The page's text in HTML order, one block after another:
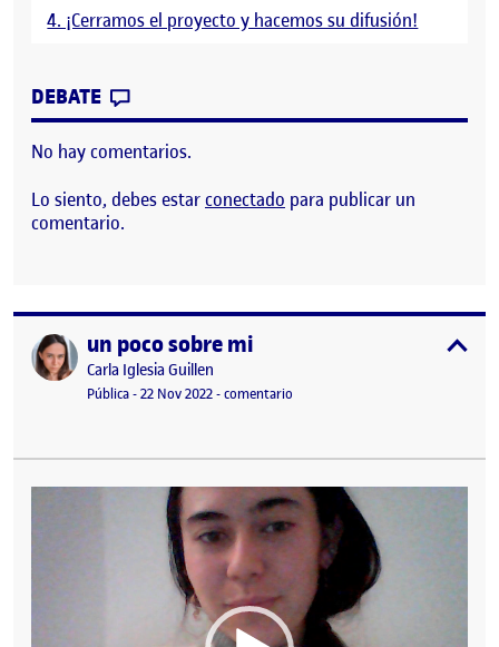
4. ¡Cerramos el proyecto y hacemos su difusión!
DEBATE
No hay comentarios.
Lo siento, debes estarconectado para publicar un
comentario.
Publicado porun poco sobre mi
Publicado por
Carla Iglesia Guillen
Visibilidad:
Pública-Fecha de publicación
22 Nov 202216 enero, 2023 6:49 pm
-comentario
Reproductor
vídeo